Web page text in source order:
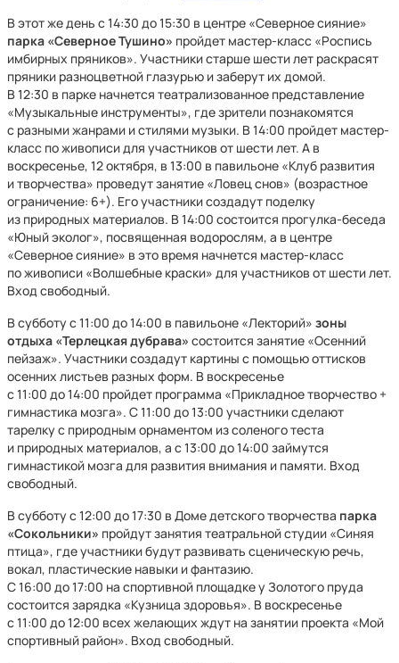
В этот же день с 14:30 до 15:30 в центре «Северное сияние»
парка «Северное Тушино» пройдет мастер-класс «Роспись
имбирных пряников». Участники старше шести лет раскрасят
пряники разноцветной глазурью и заберут их домой.
В 12:30 в парке начнется театрализованное представление
«Музыкальные инструменты», где зрители познакомятся
с разными жанрами и стилями музыки. В 14:00 пройдет мастер-
класс по живописи для участников от шести лет. А в
воскресенье, 12 октября, в 13:00 в павильоне «Клуб развития
и творчества» проведут занятие «Ловец снов» (возрастное
ограничение: 6+). Его участники создадут поделку
из природных материалов. В 14:00 состоится прогулка-беседа
«Юный эколог», посвященная водорослям, а в центре
«Северное сияние» в это время начнется мастер-класс
по живописи «Волшебные краски» для участников от шести лет.
Вход свободный.
В субботу с 11:00 до 14:00 в павильоне «Лекторий» зоны
отдыха «Терлецкая дубрава» состоится занятие «Осенний
пейзаж». Участники создадут картины с помощью оттисков
осенних листьев разных форм. В воскресенье
с 11:00 до 14:00 пройдет программа «Прикладное творчество +
гимнастика мозга». С 11:00 до 13:00 участники сделают
тарелку с природным орнаментом из соленого теста
и природных материалов, а с 13:00 до 14:00 займутся
гимнастикой мозга для развития внимания и памяти. Вход
свободный.
В субботу с 12:00 до 17:30 в Доме детского творчества парка
«Сокольники» пройдут занятия театральной студии «Синяя
птица», где участники будут развивать сценическую речь,
вокал, пластические навыки и фантазию.
С 16:00 до 17:00 на спортивной площадке у Золотого пруда
состоится зарядка «Кузница здоровья». В воскресенье
с 11:00 до 12:00 всех желающих ждут на занятии проекта «Мой
спортивный район». Вход свободный.